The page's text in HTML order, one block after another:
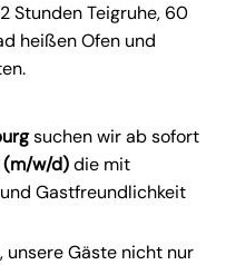
Stunden Teigruhe, 60
heißen Ofen und
suchen wir ab sofort
(m/w/d)die mit
Gastfreundlichkeit
Gäste nicht nur